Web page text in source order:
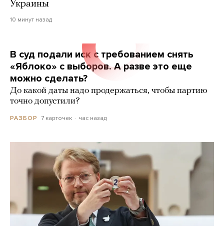
Украины
10 минут назад
В суд подали иск с требованием снять
«Яблоко» с выборов. А разве это еще
можно сделать?
До какой даты надо продержаться, чтобы партию
точно допустили?
РАЗБОР 7 карточек час назад